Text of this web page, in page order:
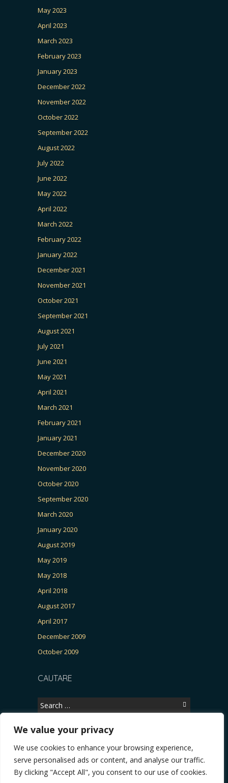
We value your privacy
We use cookies to enhance your browsing experience,
serve personalised ads or content, and analyse our traffic.
By clicking "Accept All", you consent to our use of cookies.
May 2023
April 2023
March 2023
February 2023
January 2023
December 2022
November 2022
October 2022
September 2022
August 2022
July 2022
June 2022
May 2022
April 2022
March 2022
February 2022
January 2022
December 2021
November 2021
October 2021
September 2021
August 2021
July 2021
June 2021
May 2021
April 2021
March 2021
February 2021
January 2021
December 2020
November 2020
October 2020
September 2020
March 2020
January 2020
August 2019
May 2019
May 2018
April 2018
August 2017
April 2017
December 2009
October 2009
CAUTARE
Search
for:
Copyright © 2026, CERTITUDINEA.
Patria, parlamentarele și presa
* VIDEO. Viata lui Eminescu (Necenzurat).